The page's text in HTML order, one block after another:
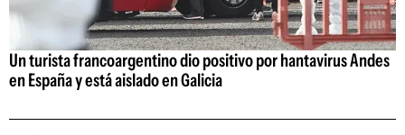
Un turista francoargentino dio positivo por hantavirus Andes
en España y está aislado en Galicia